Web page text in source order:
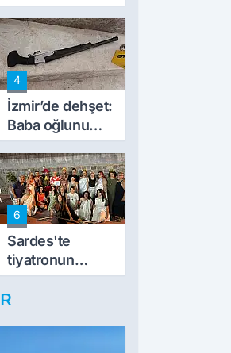
açıklamalar:
'Haluk Levent
peynircilerimizi
de kıskaca aldı,
müdahale ettik'
4
İzmir’de dehşet:
Baba oğlunu
vurdu
6
Sardes'te
tiyatronun
imece ruhu
binlerce yıllık